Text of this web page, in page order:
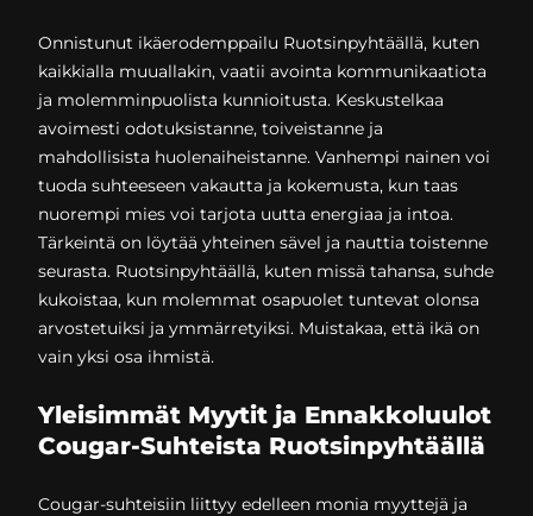
Onnistunut ikäerodemppailu Ruotsinpyhtäällä, kuten
kaikkialla muuallakin, vaatii avointa kommunikaatiota
ja molemminpuolista kunnioitusta. Keskustelkaa
avoimesti odotuksistanne, toiveistanne ja
mahdollisista huolenaiheistanne. Vanhempi nainen voi
tuoda suhteeseen vakautta ja kokemusta, kun taas
nuorempi mies voi tarjota uutta energiaa ja intoa.
Tärkeintä on löytää yhteinen sävel ja nauttia toistenne
seurasta. Ruotsinpyhtäällä, kuten missä tahansa, suhde
kukoistaa, kun molemmat osapuolet tuntevat olonsa
arvostetuiksi ja ymmärretyiksi. Muistakaa, että ikä on
vain yksi osa ihmistä.
Yleisimmät Myytit ja Ennakkoluulot
Cougar-Suhteista Ruotsinpyhtäällä
Cougar-suhteisiin liittyy edelleen monia myyttejä ja